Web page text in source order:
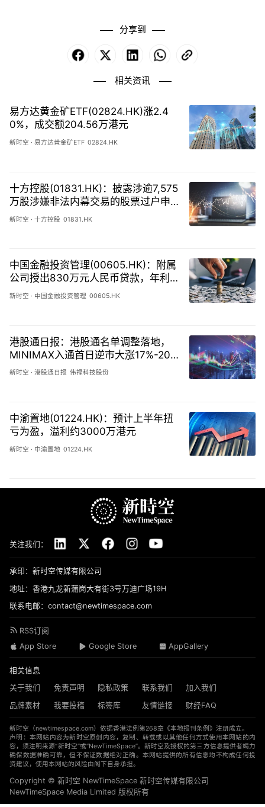
分享到
Facebook LinkedIn WhatsApp
相关资讯
易方达黄金矿ETF(02824.HK)涨2.4
0%，成交额204.56万港元
新时空 ·易方达黄金矿ETF 02824.HK
十方控股(01831.HK)：披露涉逾7,575
万股涉嫌非法内幕交易的股票过户申
请遭董事会否决，交易失败
新时空 ·十方控股 01831.HK
中国金融投资管理(00605.HK)：附属
公司授出830万元人民币贷款，年利
率12厘
新时空 · 中国金融投资管理 00605.HK
港股通日报：港股通名单调整落地，
MINIMAX入通首日逆市大涨17%-202
60806
新时空 ·港股通日报 伟禄科技股份
中渝置地(01224.HK)：预计上半年扭
亏为盈，溢利约3000万港元
新时空 · 中渝置地 01224.HK
关注我们：
承印：新时空传媒有限公司
地址：香港九龙新蒲岗大有街3号万迪广场19H
联系电邮：contact@newtimespace.com
RSS订阅
App Store
Google Store AppGallery
相关信息
关于我们
免责声明 隐私政策 联系我们
加入我们
品牌素材
我要投稿 标签库 友情链接 财经FAQ
新时空（newtimespace.com）依据香港法例第268章《本地报刊条例》注册成立。
声明：本网站内容为新时空原创内容，复制、转载或以其他任何方式使用本网站的内
容，须注明来源“新时空”或“NewTimeSpace”。新时空及授权的第三方信息提供者竭力
确保数据准确可靠，但不保证数据绝对正确。本网站提供的所有信息均不构成任何投
资建议，使用本网站的风险由阁下自身承担。
Copyright © 新时空 ‌NewTimeSpace 新时空传媒有限公司
NewTimeSpace Media Limited 版权所有